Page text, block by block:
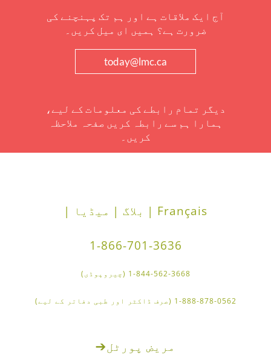
آج ایک ملاقات ہے اور ہم تک پہنچنے کی
ضرورت ہے؟ ہمیں ای میل کریں۔
today@lmc.ca
دیگر تمام رابطے کی معلومات کے لیے،
ہمارا ہم سے رابطہ کریں صفحہ ملاحظہ
کریں۔
Français | بلاگ | میڈیا |
1-866-701-3636
1-844-562-3668 (چیروپوڈی)
1-888-878-0562 (صرف ڈاکٹر اور طبی دفاتر کے لیے)
مریض پورٹل➔